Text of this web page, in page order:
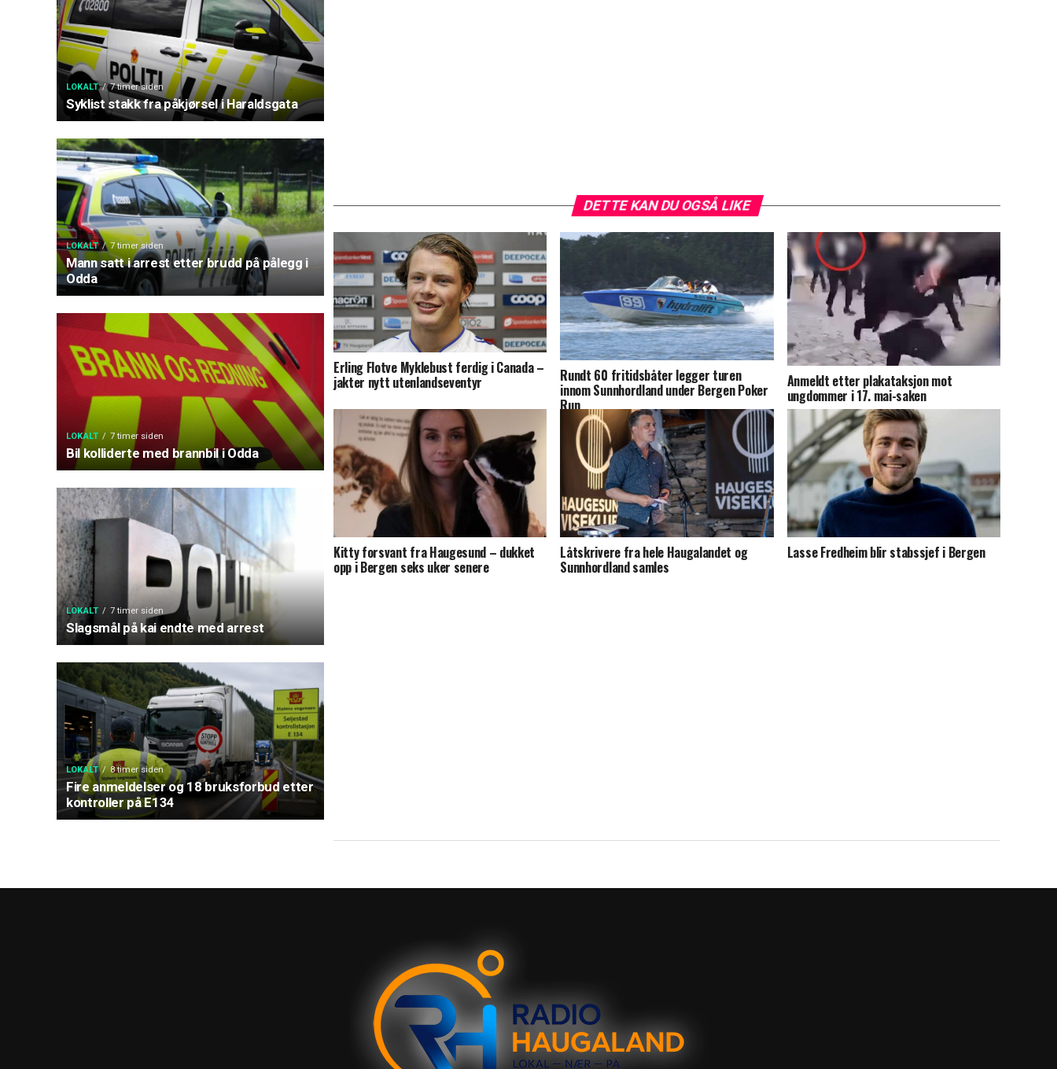
LOKALT 7 timer siden
Syklist stakk fra påkjørsel i Haraldsgata
LOKALT 7 timer siden
Mann satt i arrest etter brudd på pålegg i
Odda
LOKALT 7 timer siden
Bil kolliderte med brannbil i Odda
LOKALT 7 timer siden
Slagsmål på kai endte med arrest
LOKALT 8 timer siden
Fire anmeldelser og 18 bruksforbud etter
kontroller på E134
DETTE KAN DU OGSÅ LIKE
Erling Flotve Myklebust ferdig i Canada –
jakter nytt utenlandseventyr Rundt 60 fritidsbåter legger turen
innom Sunnhordland under Bergen Poker
Run
Anmeldt etter plakataksjon mot
ungdommer i 17. mai-saken
Kitty forsvant fra Haugesund – dukket
opp i Bergen seks uker senere
Låtskrivere fra hele Haugalandet og
Sunnhordland samles
Lasse Fredheim blir stabssjef i Bergen